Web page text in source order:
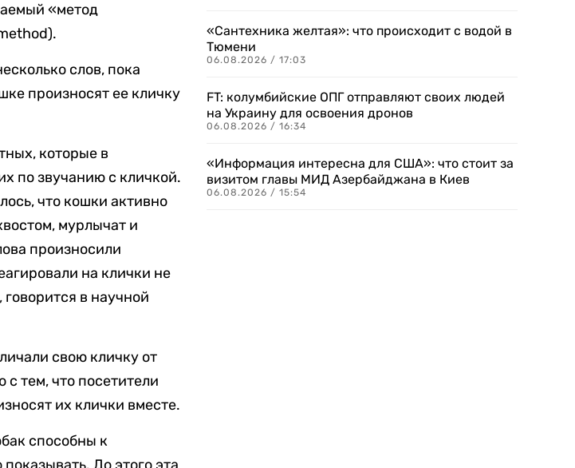
«метод
слов, пока
произносят ее кличку
которые в
по звучанию с кличкой.
что кошки активно
мурлычат и
произносили
на клички не
говорится в научной
свою кличку от
тем, что посетители
их клички вместе.
способны к
«Сантехника желтая»: что происходит с водой в
Тюмени
06.08.2026 / 17:03
FT: колумбийские ОПГ отправляют своих людей
на Украину для освоения дронов
06.08.2026 / 16:34
«Информация интересна для США»: что стоит за
визитом главы МИД Азербайджана в Киев
06.08.2026 / 15:54